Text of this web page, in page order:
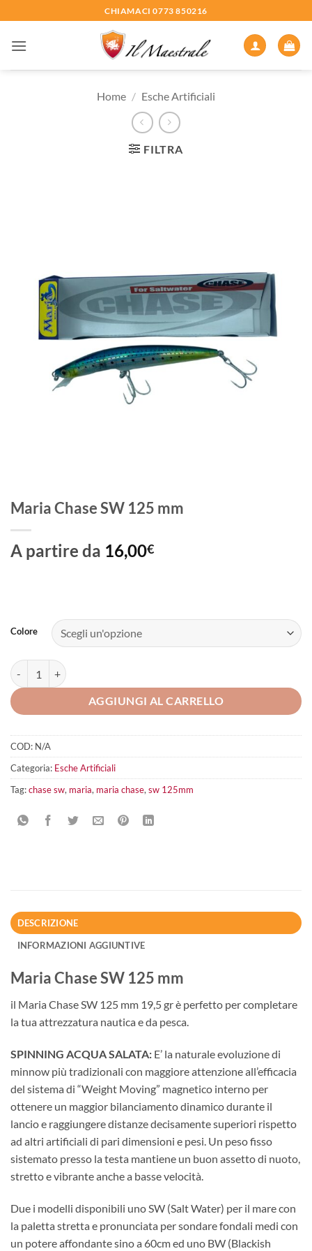
ai
contenuti
CHIAMACI 0773 850216
Home / Esche Artificiali
FILTRA
Maria Chase SW 125 mm
A partire da 16,00€
Colore
Maria Chase SW 125 mm quantità
AGGIUNGI AL CARRELLO
COD: N/A
Categoria: Esche Artificiali
Tag:chase sw, maria, maria chase, sw 125mm
DESCRIZIONE
INFORMAZIONI AGGIUNTIVE
Maria Chase SW 125 mm
il Maria Chase SW 125 mm 19,5 gr è perfetto per completare
la tua attrezzatura nautica e da pesca.
SPINNING ACQUA SALATA: E’ la naturale evoluzione di
minnow più tradizionali con maggiore attenzione all’efficacia
del sistema di “Weight Moving” magnetico interno per
ottenere un maggior bilanciamento dinamico durante il
lancio e raggiungere distanze decisamente superiori rispetto
ad altri artificiali di pari dimensioni e pesi. Un peso fisso
sistemato presso la testa mantiene un buon assetto di nuoto,
stretto e vibrante anche a basse velocità.
Due i modelli disponibili uno SW (Salt Water) per il mare con
la paletta stretta e pronunciata per sondare fondali medi con
un potere affondante sino a 60cm ed uno BW (Blackish